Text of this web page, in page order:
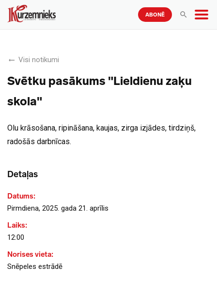
ABONĒ
Visi notikumi
Svētku pasākums "Lieldienu zaķu
skola"
Olu krāsošana, ripināšana, kaujas, zirga izjādes, tirdziņš,
radošās darbnīcas.
Detaļas
Datums:
Pirmdiena, 2025. gada 21. aprīlis
Laiks:
12:00
Norises vieta:
Snēpeles estrādē